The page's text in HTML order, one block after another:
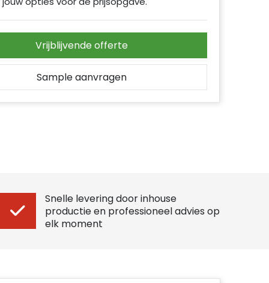
Vrijblijvende offerte
Sample aanvragen
Snelle levering door inhouse
productie en professioneel advies op
elk moment